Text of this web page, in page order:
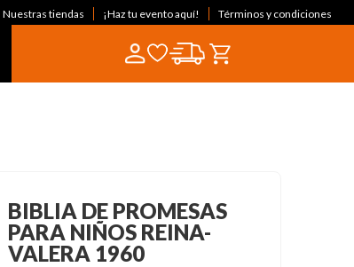
Nuestras tiendas ¡Haz tu evento aquí! Términos y condiciones
BIBLIA DE PROMESAS
PARA NIÑOS REINA-
VALERA 1960